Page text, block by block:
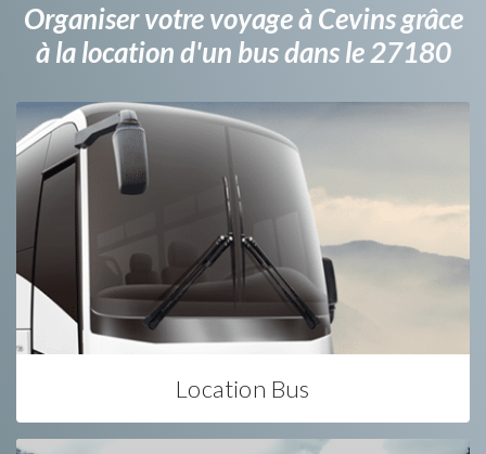
Organiser votre voyage à Cevins grâce
à la location d'un bus dans le 27180
Location Bus